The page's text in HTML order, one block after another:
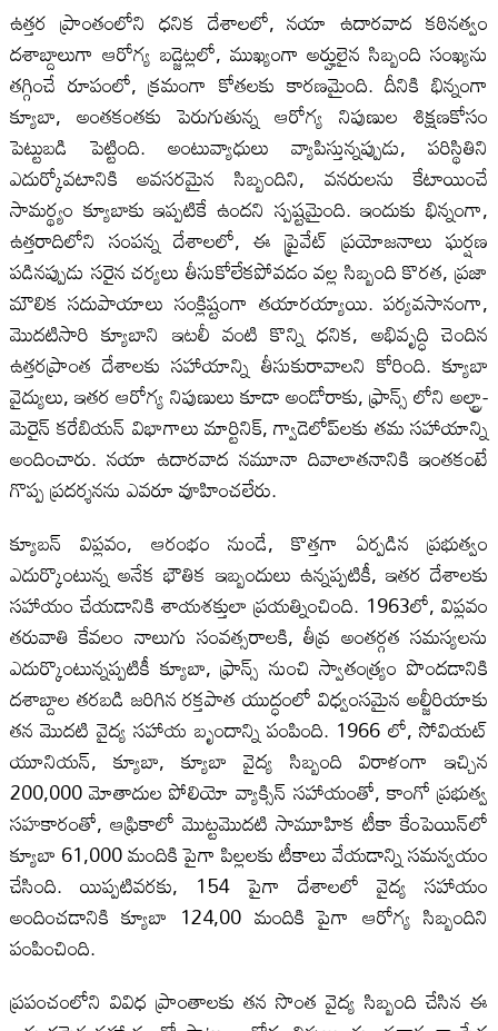
ఉత్తర ప్రాంతంలోని ధనిక దేశాలలో, నయా ఉదారవాద కఠినత్వం
దశాబ్దాలుగా ఆరోగ్య బడ్జెట్లలో, ముఖ్యంగా అర్హులైన సిబ్బంది సంఖ్యను
తగ్గించే రూపంలో, క్రమంగా కోతలకు కారణమైంది. దీనికి భిన్నంగా
క్యూబా, అంతకంతకు పెరుగుతున్న ఆరోగ్య నిపుణుల శిక్షణకోసం
పెట్టుబడి పెట్టింది. అంటువ్యాధులు వ్యాపిస్తున్నప్పుడు, పరిస్థితిని
ఎదుర్కోవటానికి అవసరమైన సిబ్బందిని, వనరులను కేటాయించే
సామర్థ్యం క్యూబాకు ఇప్పటికే ఉందని స్పష్టమైంది. ఇందుకు భిన్నంగా,
ఉత్తరాదిలోని సంపన్న దేశాలలో, ఈ ప్రైవేట్ ప్రయోజనాలు ఘర్షణ
పడినప్పుడు సరైన చర్యలు తీసుకోలేకపోవడం వల్ల సిబ్బంది కొరత, ప్రజా
మౌలిక సదుపాయాలు సంక్లిష్టంగా తయారయ్యాయి. పర్యవసానంగా,
మొదటిసారి క్యూబాని ఇటలీ వంటి కొన్ని ధనిక, అభివృద్ధి చెందిన
ఉత్తరప్రాంత దేశాలకు సహాయాన్ని తీసుకురావాలని కోరింది. క్యూబా
వైద్యులు, ఇతర ఆరోగ్య నిపుణులు కూడా అండోరాకు, ఫ్రాన్స్ లోని అల్ట్రా-
మెరైన్ కరేబియన్ విభాగాలు మార్టినిక్, గ్వాడెలోప్‌లకు తమ సహాయాన్ని
అందించారు. నయా ఉదారవాద నమూనా దివాలాతనానికి ఇంతకంటే
గొప్ప ప్రదర్శనను ఎవరూ వూహించలేరు.
క్యూబన్ విప్లవం, ఆరంభం నుండే, కొత్తగా ఏర్పడిన ప్రభుత్వం
ఎదుర్కొంటున్న అనేక భౌతిక ఇబ్బందులు ఉన్నప్పటికీ, ఇతర దేశాలకు
సహాయం చేయడానికి శాయశక్తులా ప్రయత్నించింది. 1963లో, విప్లవం
తరువాతి కేవలం నాలుగు సంవత్సరాలకి, తీవ్ర అంతర్గత సమస్యలను
ఎదుర్కొంటున్నప్పటికీ క్యూబా, ఫ్రాన్స్‌ నుంచి స్వాతంత్ర్యం పొందడానికి
దశాబ్దాల తరబడి జరిగిన రక్తపాత యుద్ధంలో విధ్వంసమైన అల్జీరియాకు
తన మొదటి వైద్య సహాయ బృందాన్ని పంపింది. 1966 లో, సోవియట్
యూనియన్, క్యూబా, క్యూబా వైద్య సిబ్బంది విరాళంగా ఇచ్చిన
200,000 మోతాదుల పోలియో వ్యాక్సిన్ సహాయంతో, కాంగో ప్రభుత్వ
సహకారంతో, ఆఫ్రికాలో మొట్టమొదటి సామూహిక టీకా కేంపెయిన్‌లో
క్యూబా 61,000 మందికి పైగా పిల్లలకు టీకాలు వేయడాన్ని సమన్వయం
చేసింది. యిప్పటివరకు, 154 పైగా దేశాలలో వైద్య సహాయం
అందించడానికి క్యూబా 124,00 మందికి పైగా ఆరోగ్య సిబ్బందిని
పంపించింది.
ప్రపంచంలోని వివిధ ప్రాంతాలకు తన సొంత వైద్య సిబ్బంది చేసిన ఈ